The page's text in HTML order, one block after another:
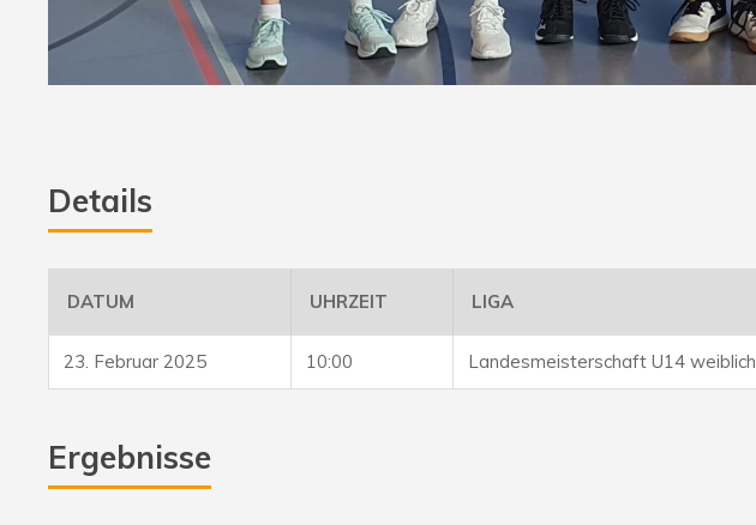
Details
DATUM UHRZEIT LIGA
23. Februar 2025 10:00 Landesmeisterschaft U14 weiblich
Ergebnisse